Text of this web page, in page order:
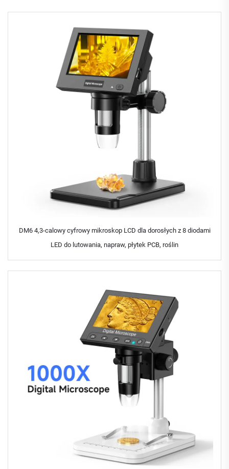
DM6 4,3-calowy cyfrowy mikroskop LCD dla dorosłych z 8 diodami
LED do lutowania, napraw, płytek PCB, roślin